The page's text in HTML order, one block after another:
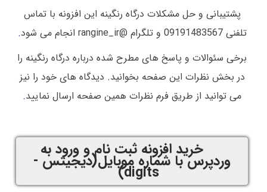
پشتیبانی و حل مشکلات درگاه رنگینه این افزونه با تماس
تلفنی 09191483567 و تلگرام @rangine_ir انجام می شود
.
برخی سئوالات و پاسخ های مطرح شده درباره درگاه رنگینه را
در بخش نظرات این صفحه بخوانید. دیدگاه های خود را نیز
می توانید از طریق فرم نظرات همین صفحه ارسال نمایید.
خرید افزونه ثبت نام و ورود به
وردپرس با شماره موبایل(دیجیتس -
digits)